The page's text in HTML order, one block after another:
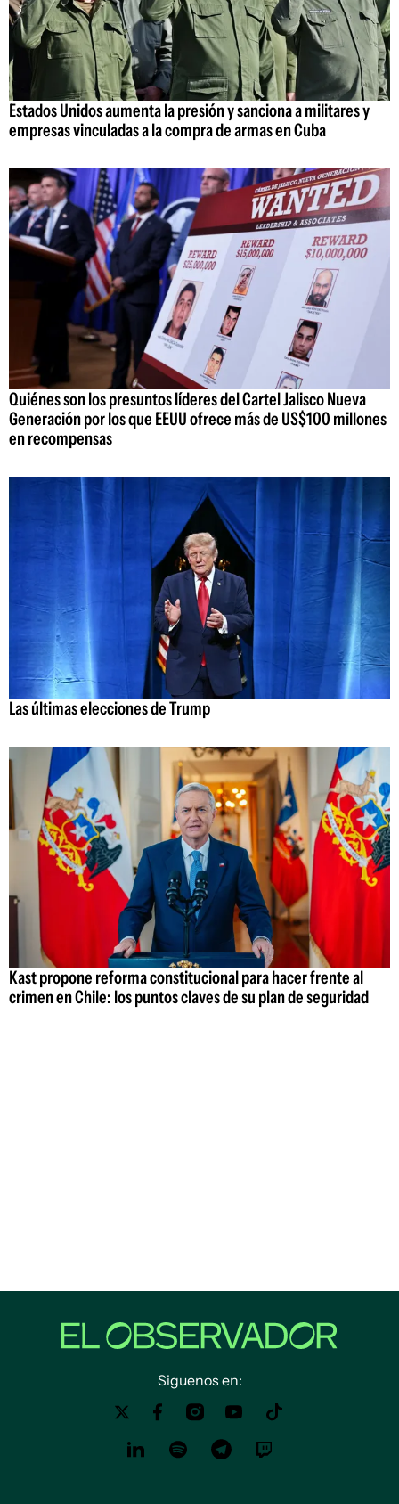
Estados Unidos aumenta la presión y sanciona a militares y
empresas vinculadas a la compra de armas en Cuba
Quiénes son los presuntos líderes del Cartel Jalisco Nueva
Generación por los que EEUU ofrece más de US$100 millones
en recompensas
Las últimas elecciones de Trump
Kast propone reforma constitucional para hacer frente al
crimen en Chile: los puntos claves de su plan de seguridad
Siguenos en: